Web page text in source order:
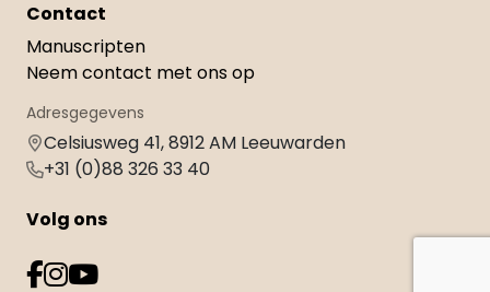
Contact
Manuscripten
Neem contact met ons op
Adresgegevens
Celsiusweg 41, 8912 AM Leeuwarden
+31 (0)88 326 33 40
Volg ons